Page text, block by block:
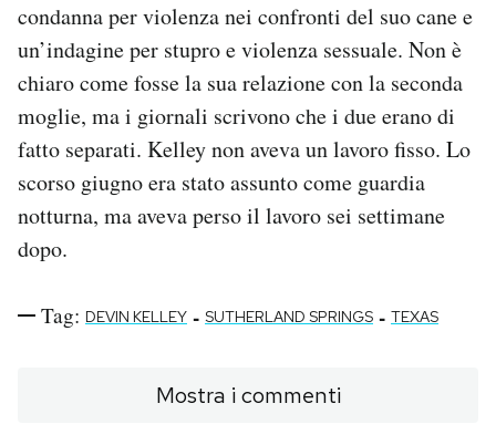
condanna per violenza nei confronti del suo cane e
un’indagine per stupro e violenza sessuale. Non è
chiaro come fosse la sua relazione con la seconda
moglie, ma i giornali scrivono che i due erano di
fatto separati. Kelley non aveva un lavoro fisso. Lo
scorso giugno era stato assunto come guardia
notturna, ma aveva perso il lavoro sei settimane
dopo.
Tag: DEVIN KELLEY - SUTHERLAND SPRINGS - TEXAS
Mostra i commenti